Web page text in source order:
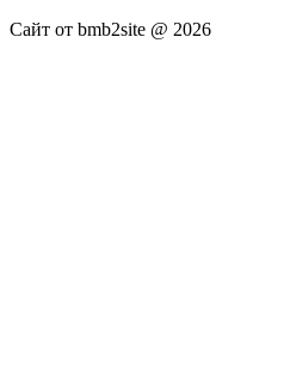
Сайт от bmb2site @ 2026